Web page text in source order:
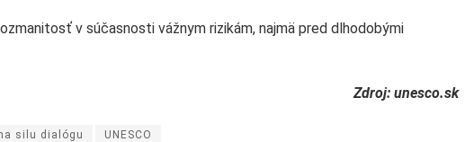
v súčasnosti vážnym rizikám, najmä pred dlhodobými
Zdroj: unesco.sk
silu dialógu UNESCO